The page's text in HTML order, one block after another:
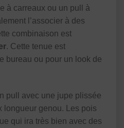
à carreaux ou un pull à
l’associer à des
combinaison est
. Cette tenue est
bureau ou pour un look de
pull avec une jupe plissée
longueur genou. Les pois
qui ira très bien avec des